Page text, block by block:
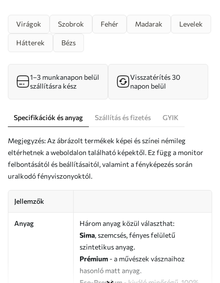
Virágok Szobrok Fehér Madarak Levelek
Hátterek Bézs
1–3 munkanapon belül
szállításra kész
Visszatérítés 30
napon belül
Specifikációk és anyag Szállítás és fizetés GYIK
Megjegyzés: Az ábrázolt termékek képei és színei némileg
eltérhetnek a weboldalon található képektől. Ez függ a monitor
felbontásától és beállításaitól, valamint a fényképezés során
uralkodó fényviszonyoktól.
Jellemzők
Anyag
Három anyag közül választhat:
Sima, szemcsés, fényes felületű
szintetikus anyag.
Prémium - a művészek vásznaihoz
hasonló matt anyag.